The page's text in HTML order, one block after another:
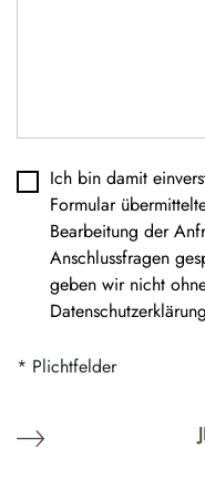
Datenschutz *
Ich bin damit
Formular
Bearbeitung der
Anschlussfragen
geben wir nicht
Datenschutzerklärung
* Plichtfelder